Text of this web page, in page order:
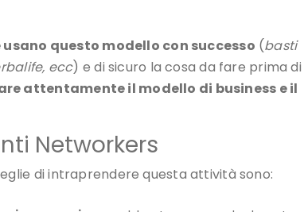
questo modello con successo (basti
ecc) e di sicuro la cosa da fare prima di
attentamente il modello di business e il
Networkers
di intraprendere questa attività sono: